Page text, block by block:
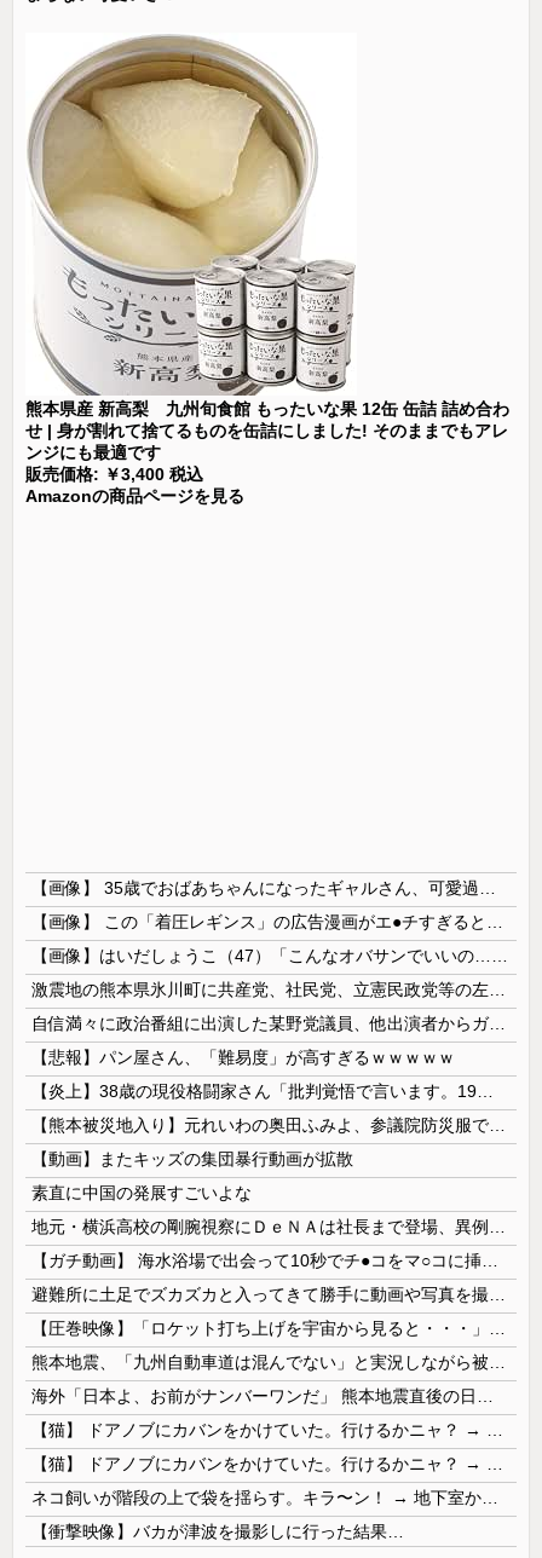
熊本県産 新高梨 九州旬食館 もったいな果 12缶 缶詰 詰め合わ
せ | 身が割れて捨てるものを缶詰にしました! そのままでもアレ
ンジにも最適です
販売価格: ￥3,400 税込
Amazonの商品ページを見る
自信満々に政治番組に出演した某野党議員、他出演者からガバっぷりを指摘されて袋叩きにされるも……
【悲報】パン屋さん、「難易度」が高すぎるｗｗｗｗｗ
【動画】またキッズの集団暴行動画が拡散
素直に中国の発展すごいよな
【衝撃映像】バカが津波を撮影しに行った結果…